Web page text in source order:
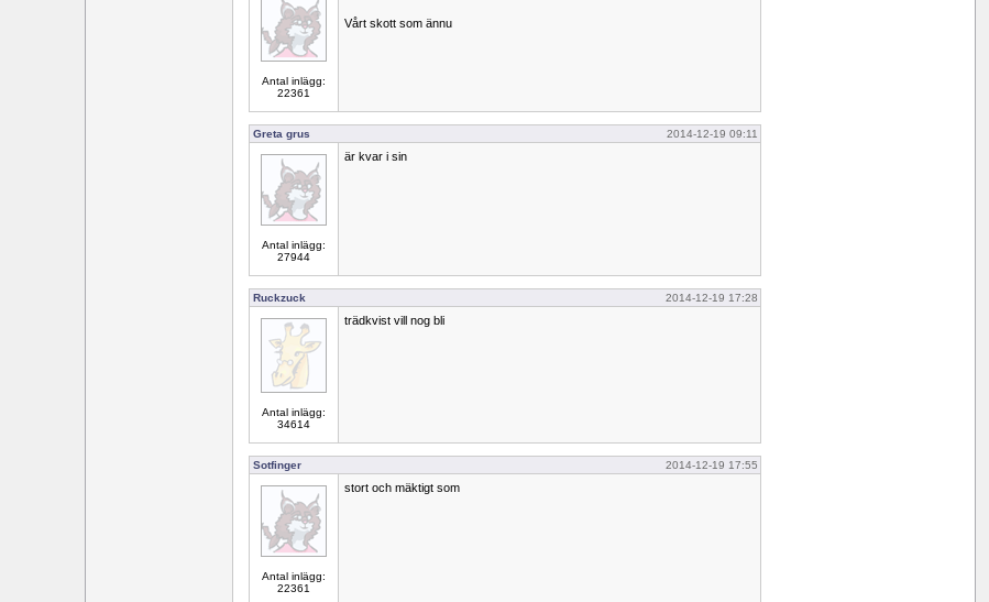
Antal inlägg:
22361
Vårt skott som ännu
Greta grus 2014-12-19 09:11
Antal inlägg:
27944
är kvar i sin
Ruckzuck 2014-12-19 17:28
Antal inlägg:
34614
trädkvist vill nog bli
Sotfinger 2014-12-19 17:55
Antal inlägg:
22361
stort och mäktigt som